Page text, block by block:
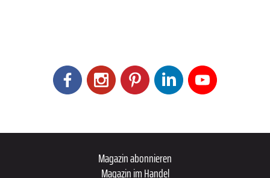
Magazin abonnieren
Magazin im Handel